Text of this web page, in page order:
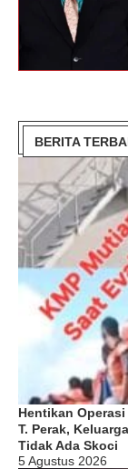
BERITA
Hentikan
T. Perak,
Tidak Ada Skoci
5 Agustus 2026